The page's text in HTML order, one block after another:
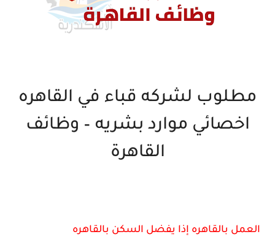
مطلوب لشركه قباء في القاهره
اخصائي موارد بشريه – وظائف
القاهرة
العمل بالقاهره إذا يفضل السكن بالقاهره